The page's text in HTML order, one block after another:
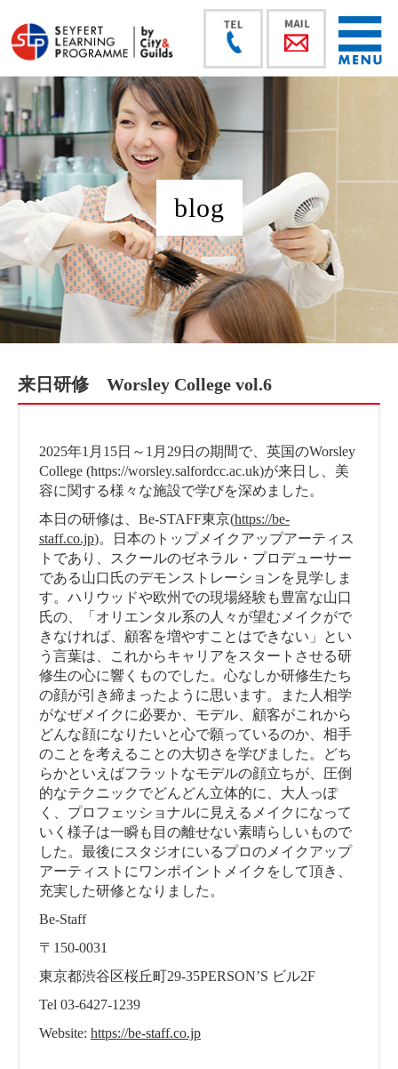
blog
来日研修 Worsley College vol.6
2025年1月15日～1月29日の期間で、英国のWorsley
College (https://worsley.salfordcc.ac.uk)が来日し、美
容に関する様々な施設で学びを深めました。
本日の研修は、Be-STAFF東京(https://be-
staff.co.jp)。日本のトップメイクアップアーティス
トであり、スクールのゼネラル・プロデューサー
である山口氏のデモンストレーションを見学しま
す。ハリウッドや欧州での現場経験も豊富な山口
氏の、「オリエンタル系の人々が望むメイクがで
きなければ、顧客を増やすことはできない」とい
う言葉は、これからキャリアをスタートさせる研
修生の心に響くものでした。心なしか研修生たち
の顔が引き締まったように思います。また人相学
がなぜメイクに必要か、モデル、顧客がこれから
どんな顔になりたいと心で願っているのか、相手
のことを考えることの大切さを学びました。どち
らかといえばフラットなモデルの顔立ちが、圧倒
的なテクニックでどんどん立体的に、大人っぽ
く、プロフェッショナルに見えるメイクになって
いく様子は一瞬も目の離せない素晴らしいもので
した。最後にスタジオにいるプロのメイクアップ
アーティストにワンポイントメイクをして頂き、
充実した研修となりました。
Be-Staff
〒150-0031
東京都渋谷区桜丘町29-35PERSON’S ビル2F
Tel 03-6427-1239
Website: https://be-staff.co.jp